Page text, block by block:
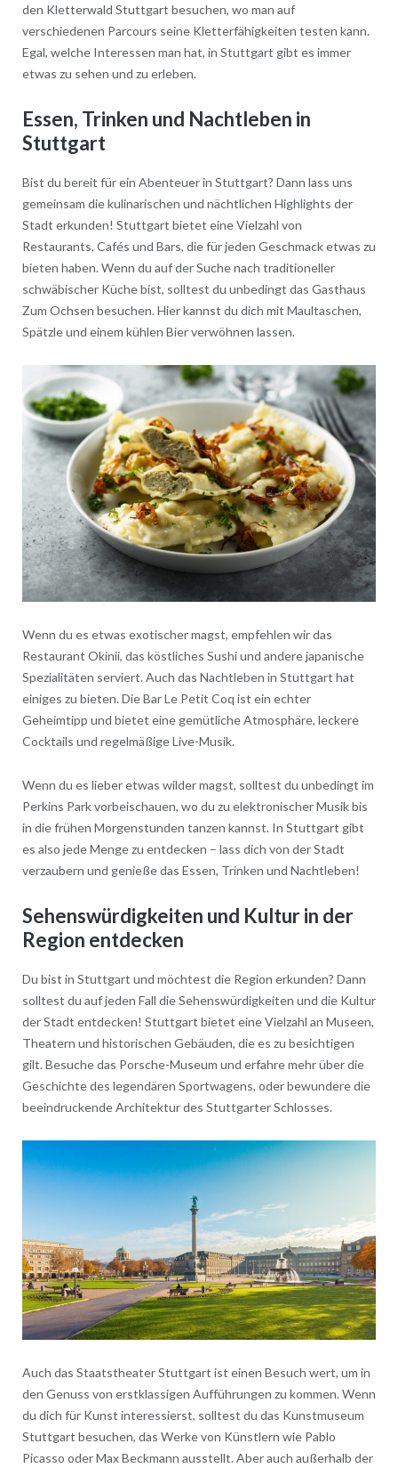
den Kletterwald Stuttgart besuchen, wo man auf
verschiedenen Parcours seine Kletterfähigkeiten testen kann.
Egal, welche Interessen man hat, in Stuttgart gibt es immer
etwas zu sehen und zu erleben.
Essen, Trinken und Nachtleben in
Stuttgart
Bist du bereit für ein Abenteuer in Stuttgart? Dann lass uns
gemeinsam die kulinarischen und nächtlichen Highlights der
Stadt erkunden! Stuttgart bietet eine Vielzahl von
Restaurants, Cafés und Bars, die für jeden Geschmack etwas zu
bieten haben. Wenn du auf der Suche nach traditioneller
schwäbischer Küche bist, solltest du unbedingt das Gasthaus
Zum Ochsen besuchen. Hier kannst du dich mit Maultaschen,
Spätzle und einem kühlen Bier verwöhnen lassen.
Wenn du es etwas exotischer magst, empfehlen wir das
Restaurant Okinii, das köstliches Sushi und andere japanische
Spezialitäten serviert. Auch das Nachtleben in Stuttgart hat
einiges zu bieten. Die Bar Le Petit Coq ist ein echter
Geheimtipp und bietet eine gemütliche Atmosphäre, leckere
Cocktails und regelmäßige Live-Musik.
Wenn du es lieber etwas wilder magst, solltest du unbedingt im
Perkins Park vorbeischauen, wo du zu elektronischer Musik bis
in die frühen Morgenstunden tanzen kannst. In Stuttgart gibt
es also jede Menge zu entdecken – lass dich von der Stadt
verzaubern und genieße das Essen, Trinken und Nachtleben!
Sehenswürdigkeiten und Kultur in der
Region entdecken
Du bist in Stuttgart und möchtest die Region erkunden? Dann
solltest du auf jeden Fall die Sehenswürdigkeiten und die Kultur
der Stadt entdecken! Stuttgart bietet eine Vielzahl an Museen,
Theatern und historischen Gebäuden, die es zu besichtigen
gilt. Besuche das Porsche-Museum und erfahre mehr über die
Geschichte des legendären Sportwagens, oder bewundere die
beeindruckende Architektur des Stuttgarter Schlosses.
Auch das Staatstheater Stuttgart ist einen Besuch wert, um in
den Genuss von erstklassigen Aufführungen zu kommen. Wenn
du dich für Kunst interessierst, solltest du das Kunstmuseum
Stuttgart besuchen, das Werke von Künstlern wie Pablo
Picasso oder Max Beckmann ausstellt. Aber auch außerhalb der